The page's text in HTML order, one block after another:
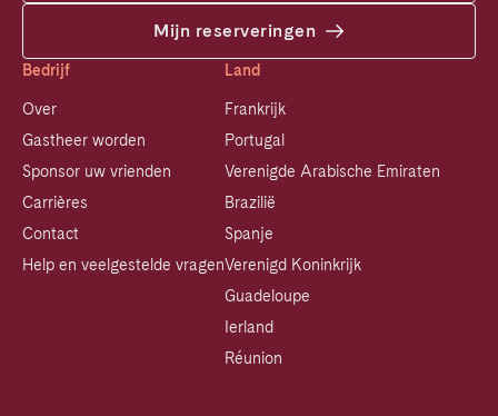
Mijn reserveringen
Bedrijf
Over
Gastheer worden
Sponsor uw vrienden
Carrières
Contact
Help en veelgestelde vragen
Land
Frankrijk
Portugal
Verenigde Arabische Emiraten
Brazilië
Spanje
Verenigd Koninkrijk
Guadeloupe
Ierland
Réunion